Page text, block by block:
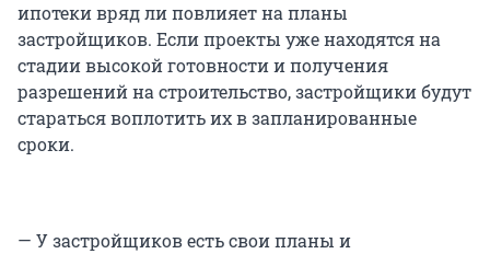
ипотеки вряд ли повлияет на планы
застройщиков. Если проекты уже находятся на
стадии высокой готовности и получения
разрешений на строительство, застройщики будут
стараться воплотить их в запланированные
сроки.
— У застройщиков есть свои планы и